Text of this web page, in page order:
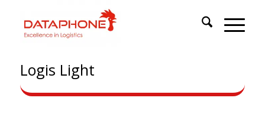
Logis Light